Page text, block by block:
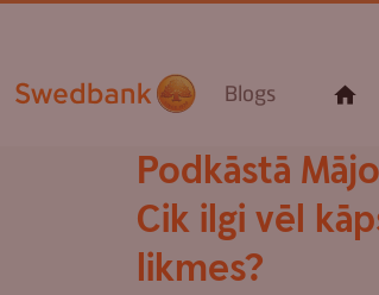
Blogs
Podkāstā
Cik ilgi vēl
likmes?